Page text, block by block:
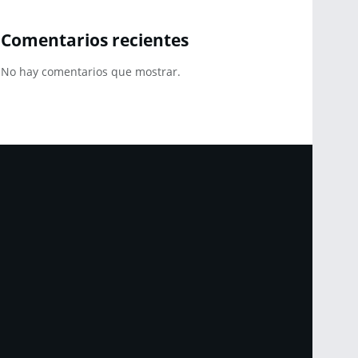
Comentarios recientes
No hay comentarios que mostrar.